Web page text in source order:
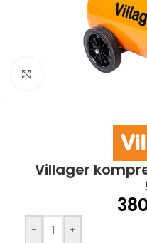
Click to enlarge
Villager
- +